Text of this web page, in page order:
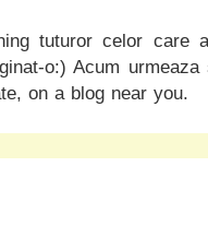
tuturor celor care
o:) Acum
on a blog near you.